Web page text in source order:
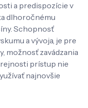
a predispozície v
dlhoročnému
Schopnosť
a vývoja, je pre
možnosť zavádzania
prístup nie
najnovšie